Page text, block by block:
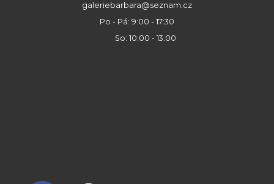
galeriebarbara@seznam.cz
Po - Pá: 9:00 - 17:30
So: 10:00 - 13:00